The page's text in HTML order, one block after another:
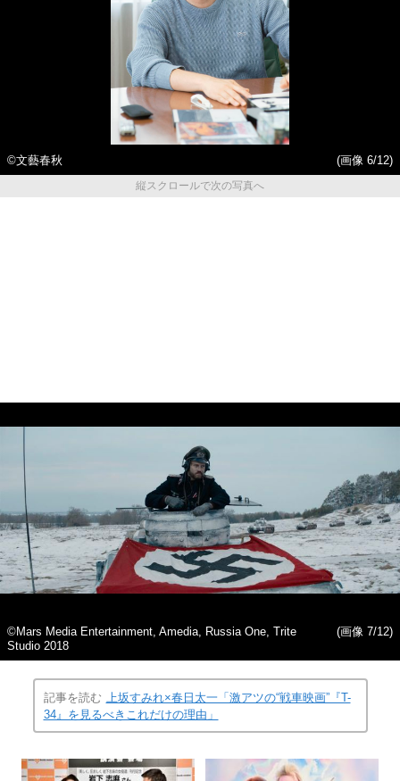
©文藝春秋
(画像 6/12)
縦スクロールで次の写真へ
©Mars Media Entertainment, Amedia, Russia One, Trite
Studio 2018
(画像 7/12)
記事を読む
上坂すみれ×春日太一「激アツの“戦車映画”『T-
34』を見るべきこれだけの理由」